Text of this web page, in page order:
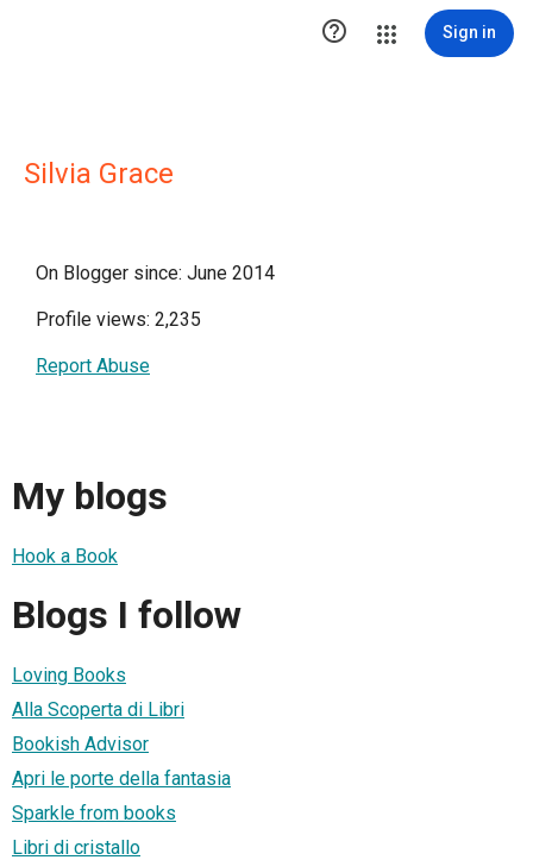
 Sign in
Silvia Grace
On Blogger since: June 2014
Profile views: 2,235
Report Abuse
My blogs
Hook a Book
Blogs I follow
Loving Books
Alla Scoperta di Libri
Bookish Advisor
Apri le porte della fantasia
Sparkle from books
Libri di cristallo